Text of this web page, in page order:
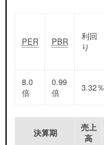
PER PBR
利回
り
8.0
倍
0.99
倍
3.32％
決算期
売上
高